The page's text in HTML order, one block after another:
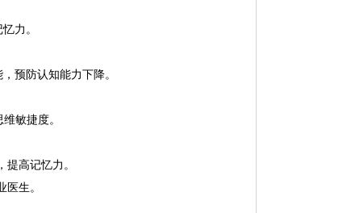
力。
预防认知能力下降。
敏捷度。
高记忆力。
生。